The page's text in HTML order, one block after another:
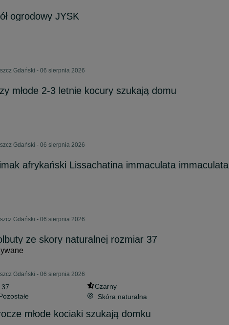
ogrodowy JYSK
Gdański - 06 sierpnia 2026
młode 2-3 letnie kocury szukają domu
Gdański - 06 sierpnia 2026
afrykański Lissachatina immaculata immaculata
Gdański - 06 sierpnia 2026
ze skory naturalnej rozmiar 37
Gdański - 06 sierpnia 2026
37
Czarny
Skóra naturalna
młode kociaki szukają domku